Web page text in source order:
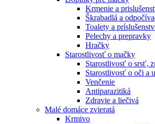
Krmenie a
Škrabadlá a
Toalety а
Pelechy a prepravky
Hračky
Starostlivosť o mačky
Starostlivosť o srsť,
Starostlivosť o oči a
Venčenie
Antiparazitiká
Zdravie a liečivá
Malé domáce zvieratá
Krmivo